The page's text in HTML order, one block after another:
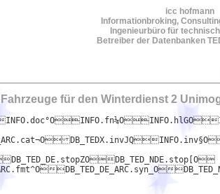
icc hofmann
Informationbroking,
Ingenieurbüro für
Betreiber der Datenbanken
für den Winterdienst 2